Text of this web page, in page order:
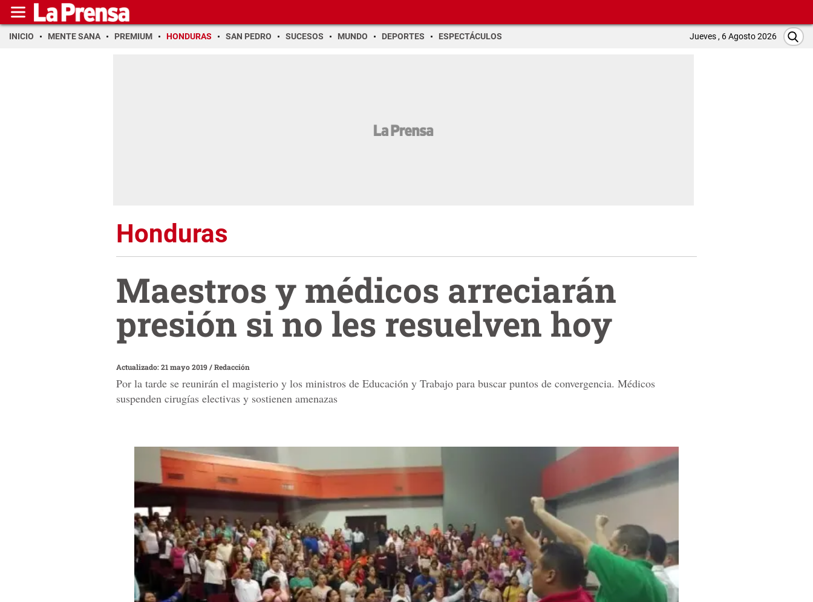
INICIO MENTE SANA PREMIUM HONDURAS SAN PEDRO SUCESOS MUNDO DEPORTES ESPECTÁCULOS Jueves , 6 Agosto 2026
Honduras
Maestros y médicos arreciarán
presión si no les resuelven hoy
Actualizado: 21 mayo 2019/Redacción
Por la tarde se reunirán el magisterio y los ministros de Educación y Trabajo para buscar puntos de convergencia. Médicos
suspenden cirugías electivas y sostienen amenazas